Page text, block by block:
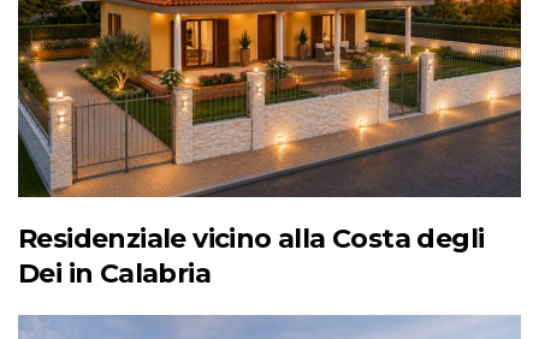
Residenziale vicino alla Costa degli
Dei in Calabria